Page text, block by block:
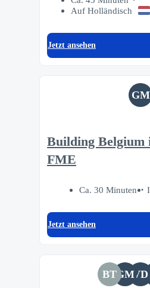
Auf Holländisch
Jetzt ansehen
GM
Building Belgium
FME
Ca. 30 Minuten
Jetzt ansehen
BTGMVD